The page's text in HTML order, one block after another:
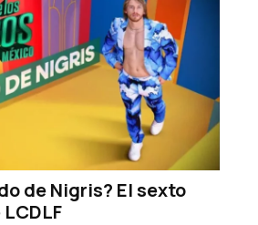
de Nigris? El sexto